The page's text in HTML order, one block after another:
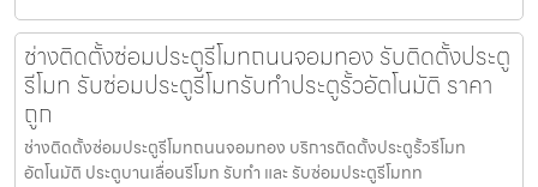
ช่างติดตั้งซ่อมประตูรีโมทถนนจอมทอง รับติดตั้งประตู
รีโมท รับซ่อมประตูรีโมทรับทำประตูรั้วอัตโนมัติ ราคา
ถูก
ช่างติดตั้งซ่อมประตูรีโมทถนนจอมทอง บริการติดตั้งประตูรั้วรีโมท
อัตโนมัติ ประตูบานเลื่อนรีโมท รับทำ และ รับซ่อมประตูรีโมทท